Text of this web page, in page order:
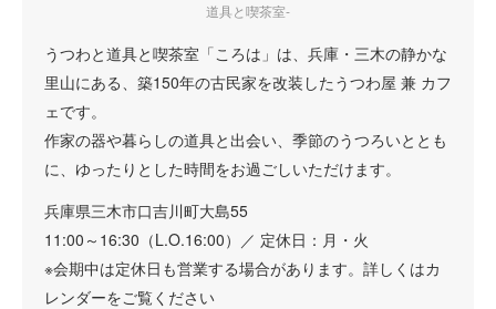
道具と喫茶室-
うつわと道具と喫茶室「ころは」は、兵庫・三木の静かな
里山にある、築150年の古民家を改装したうつわ屋 兼 カフ
ェです。
作家の器や暮らしの道具と出会い、季節のうつろいととも
に、ゆったりとした時間をお過ごしいただけます。
兵庫県三木市口吉川町大島55
11:00～16:30（L.O.16:00）／ 定休日：月・火
※会期中は定休日も営業する場合があります。詳しくはカ
レンダーをご覧ください